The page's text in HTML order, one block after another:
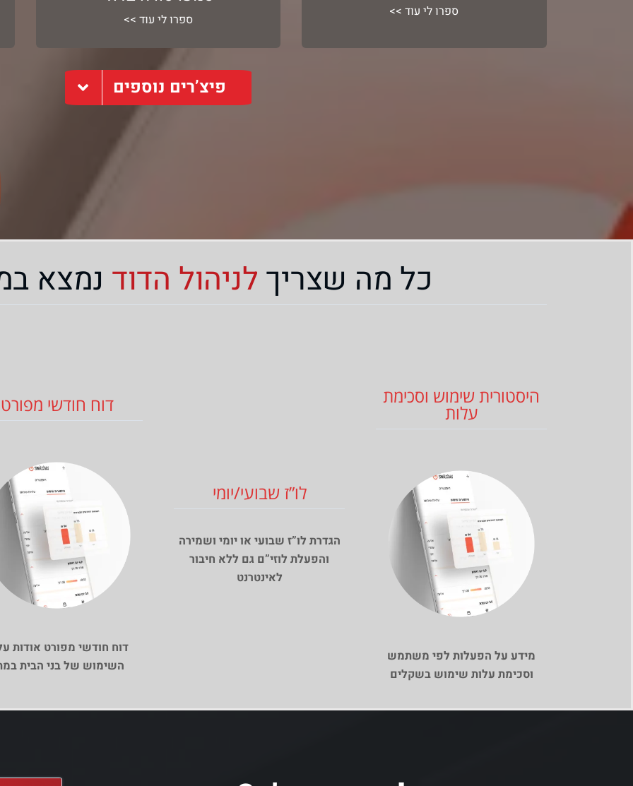
ספרו לי עוד >> ספרו לי עוד >>
פיצ’רים נוספים
כל מה שצריך לניהול הדוד נמצא
היסטורית שימוש וסכימת
עלות
מידע על הפעלות לפי משתמש
וסכימת עלות שימוש בשקלים
לו”ז שבועי/יומי
הגדרת לו”ז שבועי או יומי ושמירה
והפעלת לוזי”ם גם ללא חיבור
לאינטרנט
דוח חודשי מפורט
דוח חודשי מפורט אודות
השימוש של בני הבית